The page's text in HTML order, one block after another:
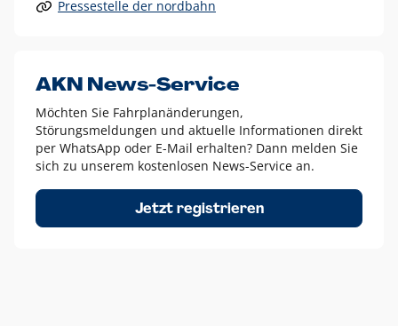
Alle anderen Logo-Varianten dürfen nur in Ausnahmefällen
Diese Ausnahmen sind zum Beispiel:
dem AKN Blau,
weißes Logo auf Fotohintergründen,
schwarzes Logo für reine Schwarz-Weiß-Umsetzungen
Um das Logo herum muss ein Schutzraum von jeweils einer
Höhe bzw. Breite des N aus AKN in alle Richtungen
Pressestelle der nordbahn
AKN News-Service
Möchten Sie Fahrplanänderungen,
Störungsmeldungen und aktuelle Informationen direkt
per WhatsApp oder E-Mail erhalten? Dann melden Sie
sich zu unserem kostenlosen News-Service an.
Jetzt registrieren